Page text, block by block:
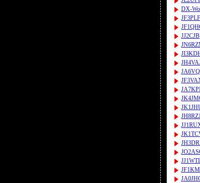
DX-
JF3PLF
JJ2CJB